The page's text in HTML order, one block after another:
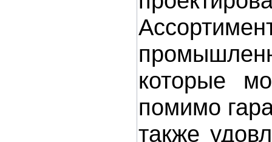
которые
помимо
также